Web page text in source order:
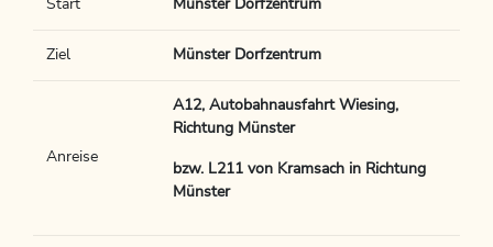
Start Münster Dorfzentrum
Ziel Münster Dorfzentrum
Anreise
A12, Autobahnausfahrt Wiesing,
Richtung Münster
bzw. L211 von Kramsach in Richtung
Münster